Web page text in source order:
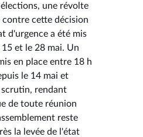
une révolte
contre cette décision
d'urgence a été mis
et le 28 mai. Un
en place entre 18 h
le 14 mai et
scrutin, rendant
de toute réunion
reste
la levée de l'état